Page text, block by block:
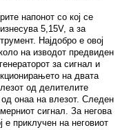
напонот со кој се
5,15V, а за
Најдобро е овој
на изводот предвиден
за сигнал и
на двата
од делителите
онаа на влезот. Следен
сигнал. За негова
е приклучен на неговиот